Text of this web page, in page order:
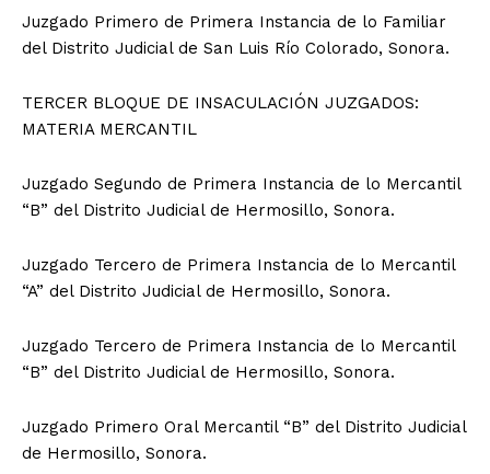
Juzgado Primero de Primera Instancia de lo Familiar
del Distrito Judicial de San Luis Río Colorado, Sonora.
TERCER BLOQUE DE INSACULACIÓN JUZGADOS:
MATERIA MERCANTIL
Juzgado Segundo de Primera Instancia de lo Mercantil
“B” del Distrito Judicial de Hermosillo, Sonora.
Juzgado Tercero de Primera Instancia de lo Mercantil
“A” del Distrito Judicial de Hermosillo, Sonora.
Juzgado Tercero de Primera Instancia de lo Mercantil
“B” del Distrito Judicial de Hermosillo, Sonora.
Juzgado Primero Oral Mercantil “B” del Distrito Judicial
de Hermosillo, Sonora.